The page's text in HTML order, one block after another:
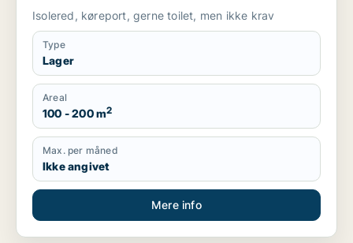
Isolered, køreport, gerne toilet, men ikke krav
Type
Lager
Areal
100 - 200 m2
Max. per måned
Ikke angivet
Mere info